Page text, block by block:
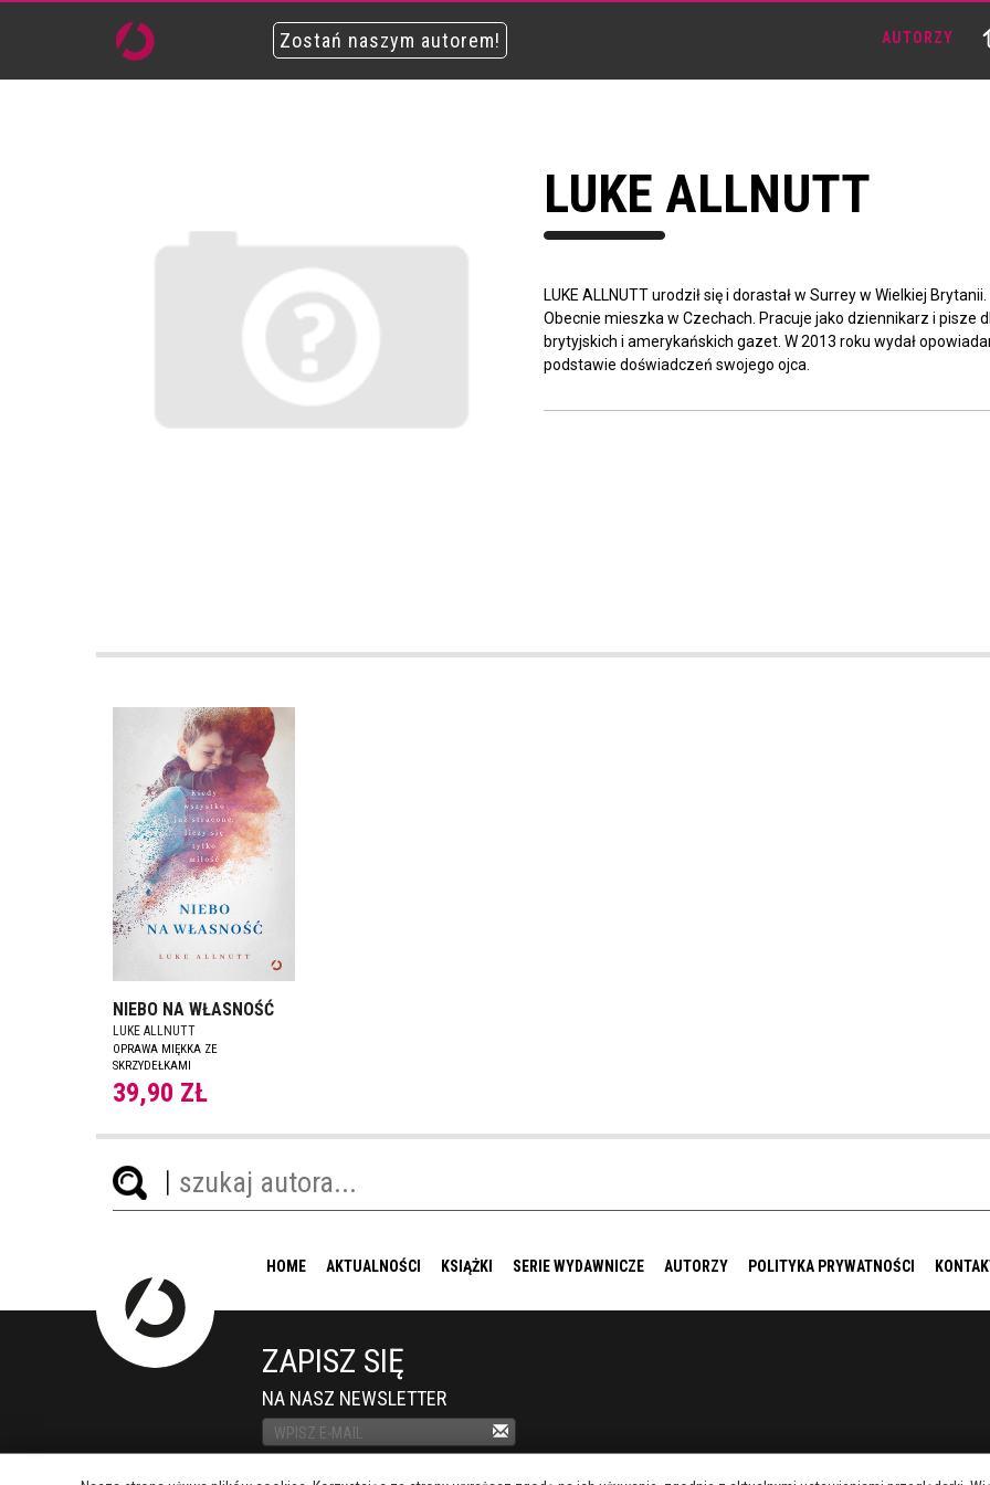
Zostań naszym autorem! AUTORZY
LUKE ALLNUTT
LUKE ALLNUTT urodził się i dorastał w Surrey w Wielkiej Brytanii.
Obecnie mieszka w Czechach. Pracuje jako dziennikarz i pisze
brytyjskich i amerykańskich gazet. W 2013 roku wydał
podstawie doświadczeń swojego ojca.
NIEBO NA WŁASNOŚĆ
LUKE ALLNUTT
OPRAWA MIĘKKA ZE
SKRZYDEŁKAMI
39,90 ZŁ
HOME AKTUALNOŚCI KSIĄŻKI SERIE WYDAWNICZE AUTORZY POLITYKA PRYWATNOŚCI
ZAPISZ SIĘ
NA NASZ NEWSLETTER